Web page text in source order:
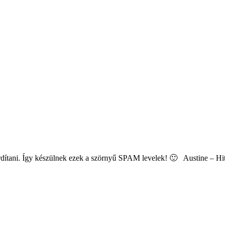
Így készülnek ezek a szörnyű SPAM levelek! 🙂 Austine –